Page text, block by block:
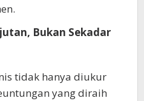
Bukan Sekadar
tidak hanya diukur
yang diraih